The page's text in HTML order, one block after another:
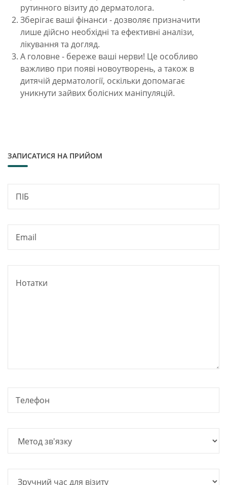
рутинного візиту до дерматолога.
Зберігає ваші фінанси - дозволяє призначити
лише дійсно необхідні та ефективні аналізи,
лікування та догляд.
А головне - береже ваші нерви! Це особливо
важливо при появі новоутворень, а також в
дитячій дерматології, оскільки допомагає
уникнути зайвих болісних маніпуляцій.
ЗАПИСАТИСЯ НА ПРИЙОМ